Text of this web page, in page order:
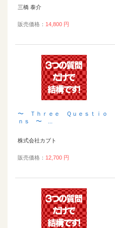
三橋 泰介
販売価格： 14,800 円
〜 Ｔｈｒｅｅ Ｑｕｅｓｔｉｏ
ｎｓ 〜 ...
株式会社カブト
販売価格： 12,700 円